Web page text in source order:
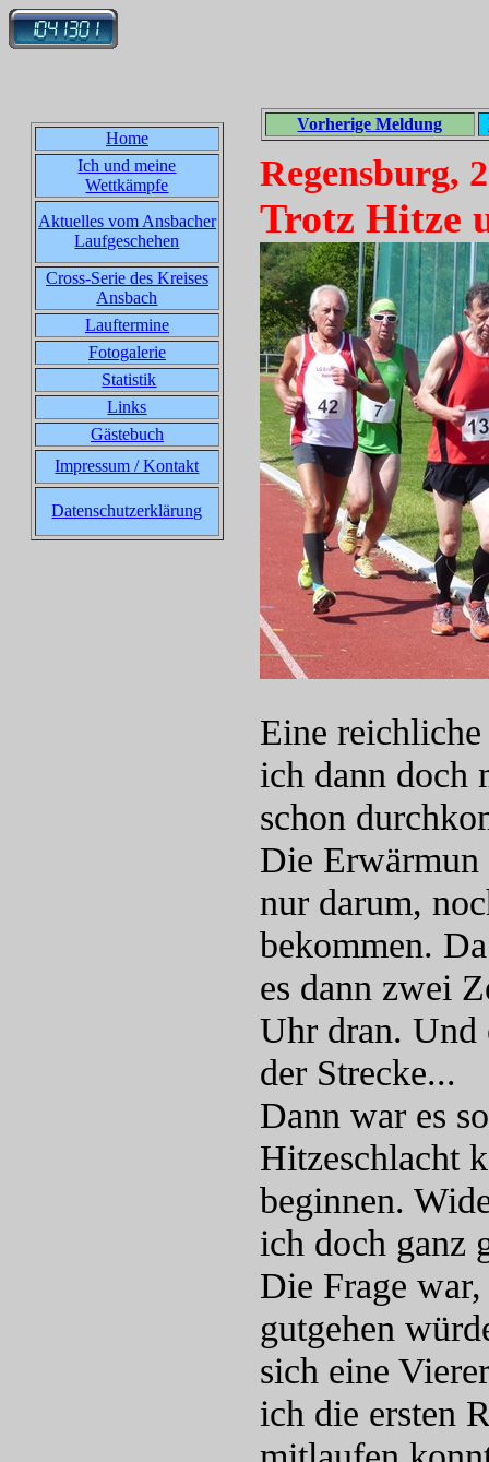
Home
Ich und meine
Wettkämpfe
Aktuelles vom Ansbacher
Laufgeschehen
Cross-Serie des Kreises
Ansbach
Lauftermine
Fotogalerie
Statistik
Links
Gästebuch
Impressum / Kontakt
Datenschutzerklärung
Vorherige Meldung
Regensburg,
Trotz Hitze
Eine
ich dann doch
schon
Die Erwärmun
nur darum,
bekommen.
es dann zwei
Uhr dran. Und
der Strecke...
Dann war es
Hitzeschlacht
beginnen.
ich doch ganz
Die Frage
gutgehen
sich eine
ich die ersten